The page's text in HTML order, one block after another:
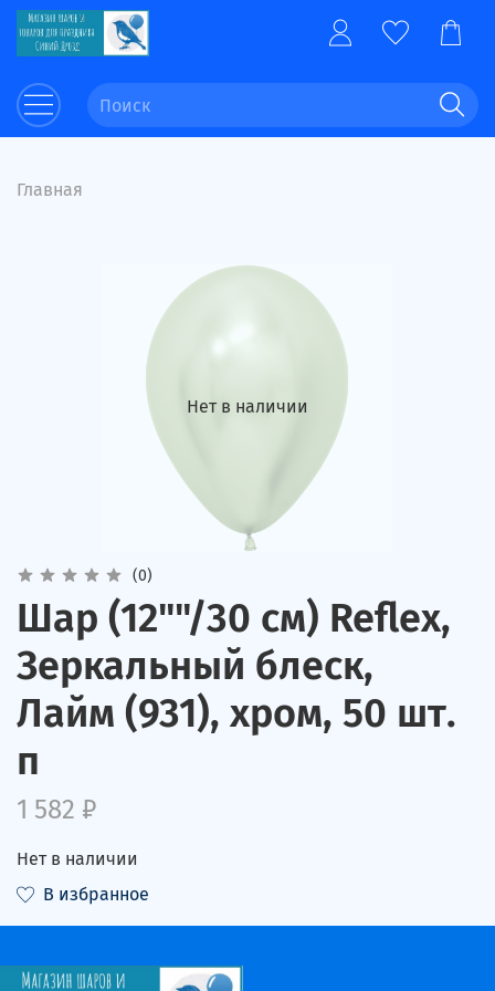
Главная
Нет в наличии
(0)
Шар (12""/30 см) Reflex,
Зеркальный блеск,
Лайм (931), хром, 50 шт.
п
1 582 ₽
Нет в наличии
В избранное